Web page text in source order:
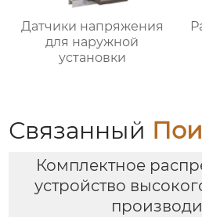
Датчики напряжения
для наружной
установки
Связанный
Комплектное
устройство